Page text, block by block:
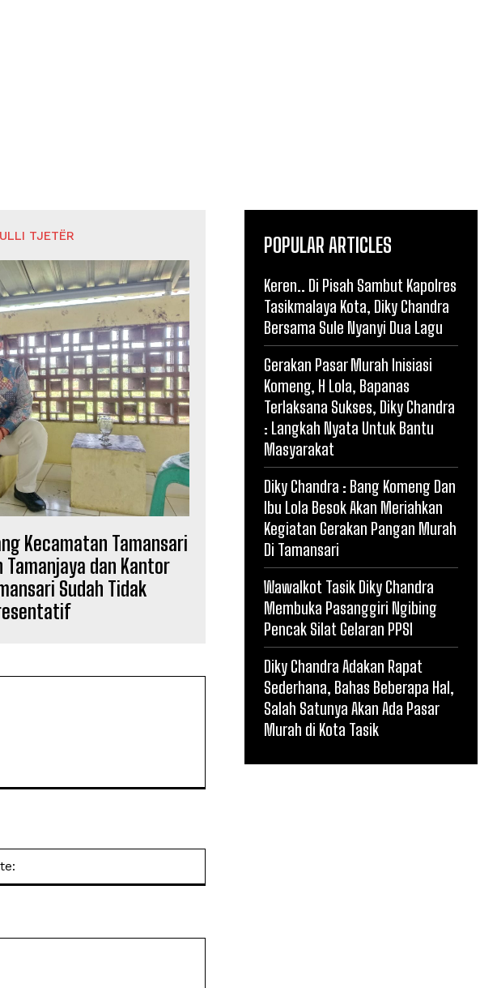
TJETËR
Kecamatan Tamansari
Tamanjaya dan Kantor
Sudah Tidak
POPULAR ARTICLES
Keren.. Di Pisah Sambut Kapolres
Tasikmalaya Kota, Diky Chandra
Bersama Sule Nyanyi Dua Lagu
Gerakan Pasar Murah Inisiasi
Komeng, H Lola, Bapanas
Terlaksana Sukses, Diky Chandra
: Langkah Nyata Untuk Bantu
Masyarakat
Diky Chandra : Bang Komeng Dan
Ibu Lola Besok Akan Meriahkan
Kegiatan Gerakan Pangan Murah
Di Tamansari
Wawalkot Tasik Diky Chandra
Membuka Pasanggiri Ngibing
Pencak Silat Gelaran PPSI
Diky Chandra Adakan Rapat
Sederhana, Bahas Beberapa Hal,
Salah Satunya Akan Ada Pasar
Murah di Kota Tasik